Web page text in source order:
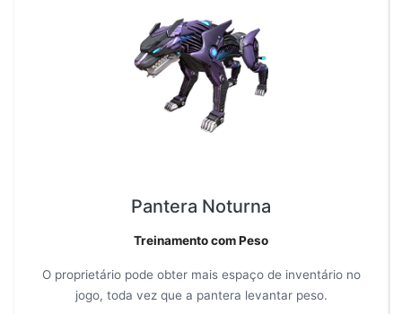
Pantera Noturna
Treinamento com Peso
O proprietário pode obter mais espaço de inventário no
jogo, toda vez que a pantera levantar peso.